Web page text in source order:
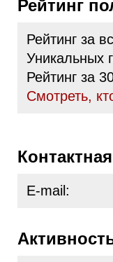
Рейтинг
Рейтинг за
Уникальных
Рейтинг за
Cмотреть,
E-mail: